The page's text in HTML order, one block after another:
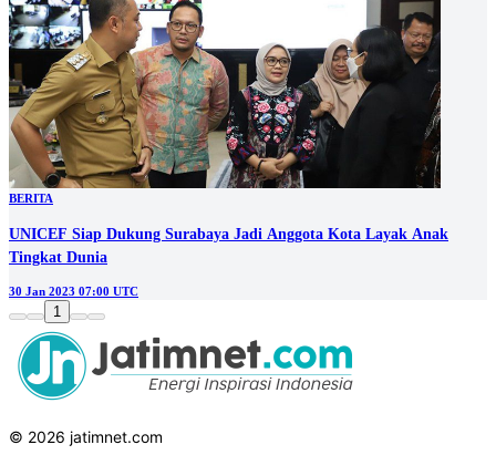
BERITA
UNICEF Siap Dukung Surabaya Jadi Anggota Kota Layak Anak
Tingkat Dunia
30 Jan 2023 07:00 UTC
1
© 2026 jatimnet.com